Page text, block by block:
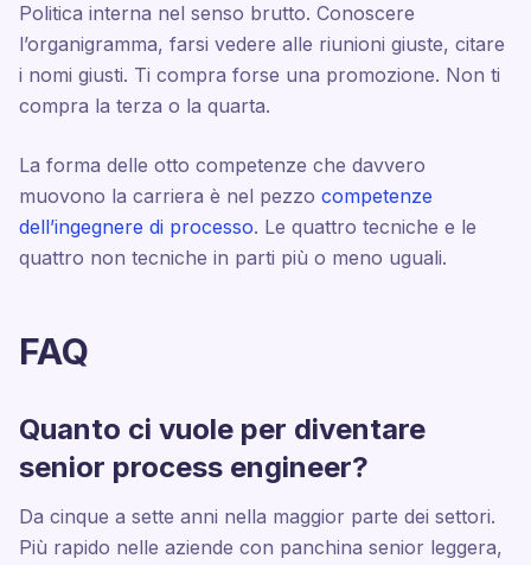
Politica interna nel senso brutto. Conoscere
l’organigramma, farsi vedere alle riunioni giuste, citare
i nomi giusti. Ti compra forse una promozione. Non ti
compra la terza o la quarta.
La forma delle otto competenze che davvero
muovono la carriera è nel pezzo competenze
dell’ingegnere di processo. Le quattro tecniche e le
quattro non tecniche in parti più o meno uguali.
FAQ
Quanto ci vuole per diventare
senior process engineer?
Da cinque a sette anni nella maggior parte dei settori.
Più rapido nelle aziende con panchina senior leggera,